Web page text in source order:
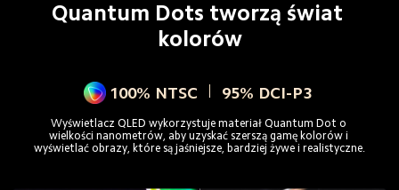
Quantum Dots tworzą świat
kolorów
100% NTSC 95% DCI-P3
Wyświetlacz QLED wykorzystuje materiał Quantum Dot o
wielkości nanometrów, aby uzyskać szerszą gamę kolorów i
wyświetlać obrazy, które są jaśniejsze, bardziej żywe i realistyczne.